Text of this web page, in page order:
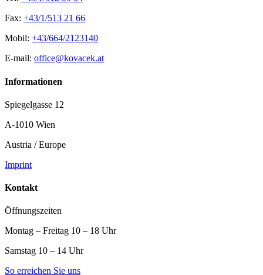
Fax: +43/1/513 21 66
Mobil: +43/664/2123140
E-mail: office@kovacek.at
Informationen
Spiegelgasse 12
A-1010 Wien
Austria / Europe
Imprint
Kontakt
Öffnungszeiten
Montag – Freitag 10 – 18 Uhr
Samstag 10 – 14 Uhr
So erreichen Sie uns